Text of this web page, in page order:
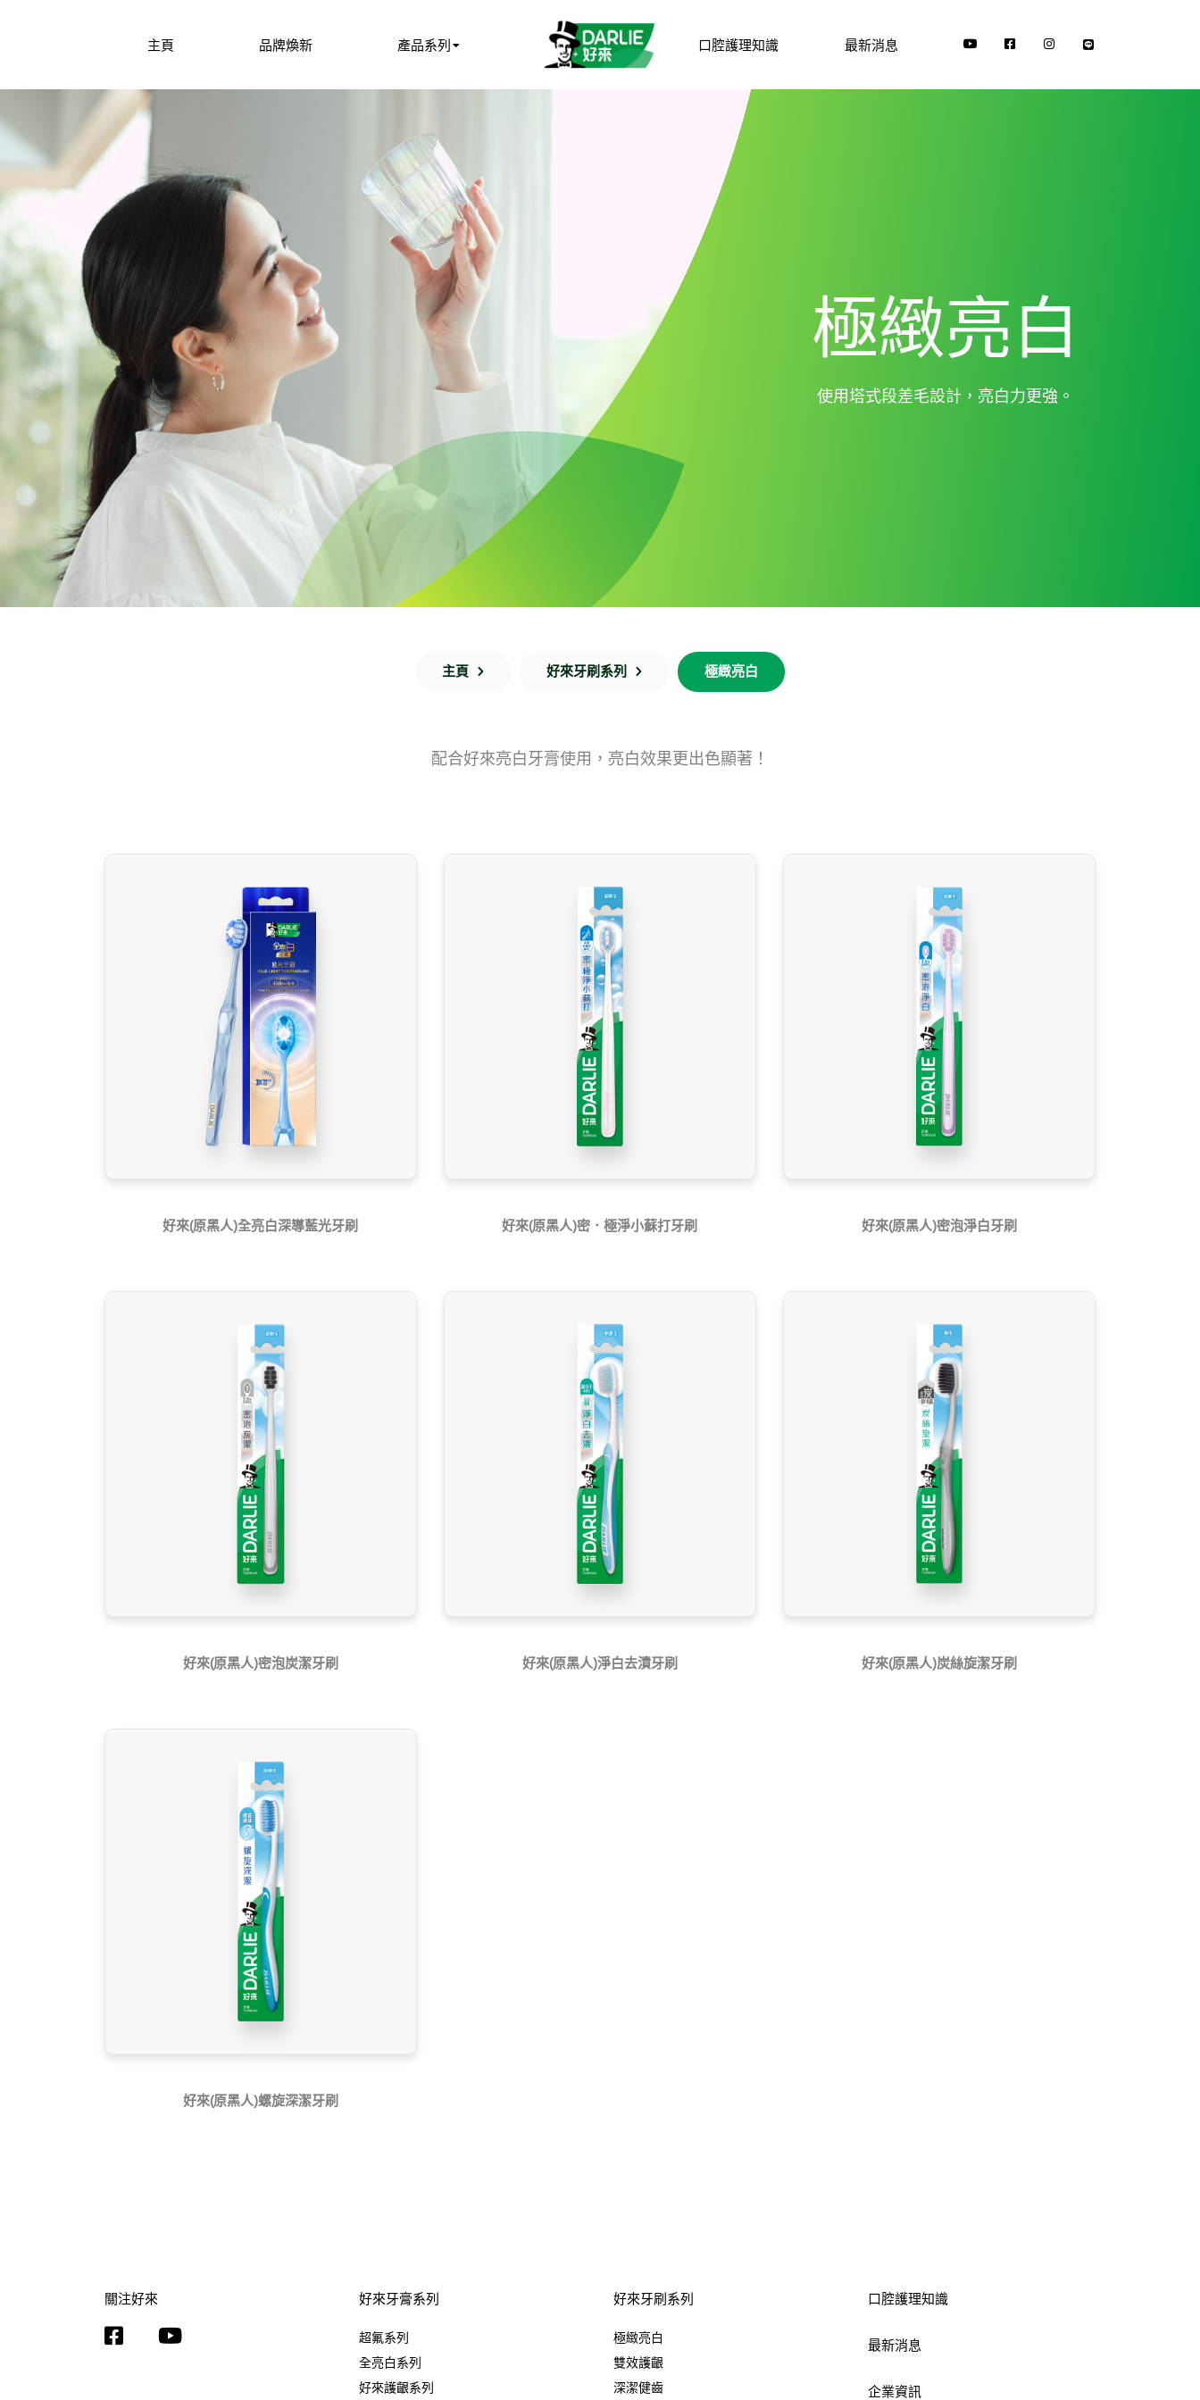
主頁 品牌煥新 產品系列 口腔護理知識 最新消息
極緻亮白
使用塔式段差毛設計，亮白力更強。
主頁 好來牙刷系列 極緻亮白
配合好來亮白牙膏使用，亮白效果更出色顯著！
好來(原黑人)全亮白深導藍光牙刷 好來(原黑人)密．極淨小蘇打牙刷 好來(原黑人)密泡淨白牙刷
好來(原黑人)密泡炭潔牙刷 好來(原黑人)淨白去漬牙刷 好來(原黑人)炭絲旋潔牙刷
好來(原黑人)螺旋深潔牙刷
關注好來 好來牙膏系列
超氟系列
全亮白系列
好來護齦系列
好來牙刷系列
極緻亮白
雙效護齦
深潔健齒
口腔護理知識
最新消息
企業資訊